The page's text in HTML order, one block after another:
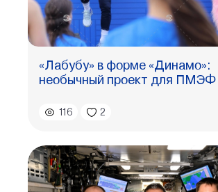
«Лабубу» в форме «Динамо»:
необычный проект для ПМЭФ
116 2